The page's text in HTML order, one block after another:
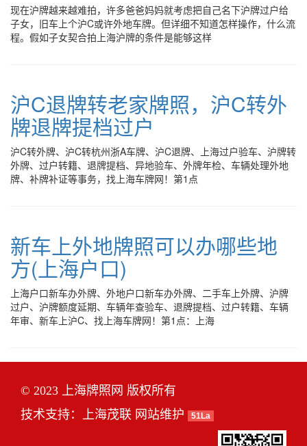
现在沪牌越来越难拍，许多爸爸妈妈就考虑把自己名下沪牌过户给
子女，旧车上个沪C或许外地车牌。但详细不知道怎样操作，什么流
程。假如子女契合拍上海沪牌的条件是能够这样
沪C退牌转老家牌照，沪C转外
牌退牌提档过户
沪C转外牌、沪C转杭州浙A车牌、沪C退牌、上海过户验车、沪牌转
外牌、过户转籍、退牌提档、异地验车、外牌年检、车辆处理外地
牌、补牌补证等事务，找上海车牌网！第1点
新车上外地牌照可以办哪些地
方(上海户口)
上海户口新车办外牌、外地户口新车办外牌、二手车上外牌、沪牌
过户、沪牌额度延期、车辆年查验车、退牌提档、过户转籍、车辆
年审、新车上沪C、找上海车牌网！第1点：上海
© 2023 上海牌照网 版权所有
技术支持： 上海茂联 网站维护 51La